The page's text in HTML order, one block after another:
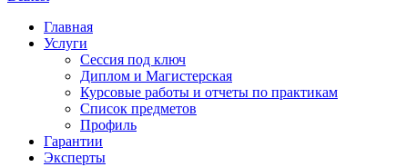
Главная
Услуги
Сессия под ключ
Диплом и Магистерская
Курсовые работы и отчеты по практикам
Список предметов
Профиль
Гарантии
Эксперты